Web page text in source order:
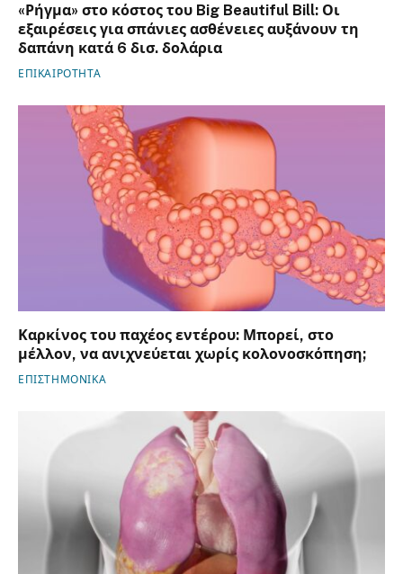
«Ρήγμα» στο κόστος του Big Beautiful Bill: Οι
εξαιρέσεις για σπάνιες ασθένειες αυξάνουν τη
δαπάνη κατά 6 δισ. δολάρια
ΕΠΙΚΑΙΡΟΤΗΤΑ
Καρκίνος του παχέος εντέρου: Μπορεί, στο
μέλλον, να ανιχνεύεται χωρίς κολονοσκόπηση;
ΕΠΙΣΤΗΜΟΝΙΚΑ